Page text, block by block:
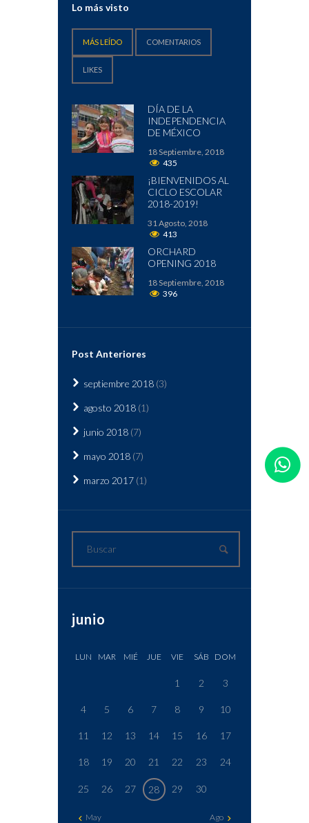
Lo más visto
MÁS LEÍDO COMENTARIOS
LIKES
DÍA DE LA
INDEPENDENCIA
DE MÉXICO
18 Septiembre, 2018
435
¡BIENVENIDOS AL
CICLO ESCOLAR
2018-2019!
31 Agosto, 2018
413
ORCHARD
OPENING 2018
18 Septiembre, 2018
396
Post Anteriores
septiembre 2018 (3)
agosto 2018 (1)
junio 2018 (7)
mayo 2018 (7)
marzo 2017 (1)
junio
LUN MAR MIÉ JUE VIE SÁB DOM
1 2 3
4 5 6 7 8 9 10
11 12 13 14 15 16 17
18 19 20 21 22 23 24
25 26 27 28 29 30
May Ago